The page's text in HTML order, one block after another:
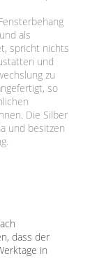
als
spricht nichts
und
zu
so
Die Silber
und besitzen
dass der
in